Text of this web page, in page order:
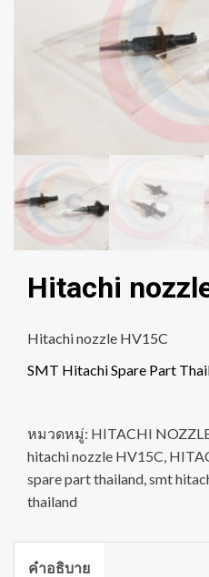
Hitachi
Hitachi nozzle HV15C
SMT Hitachi Spare Part
หมวดหมู่: HITACHI
hitachi nozzle HV15C,
spare part thailand,smt
thailand
คำอธิบาย